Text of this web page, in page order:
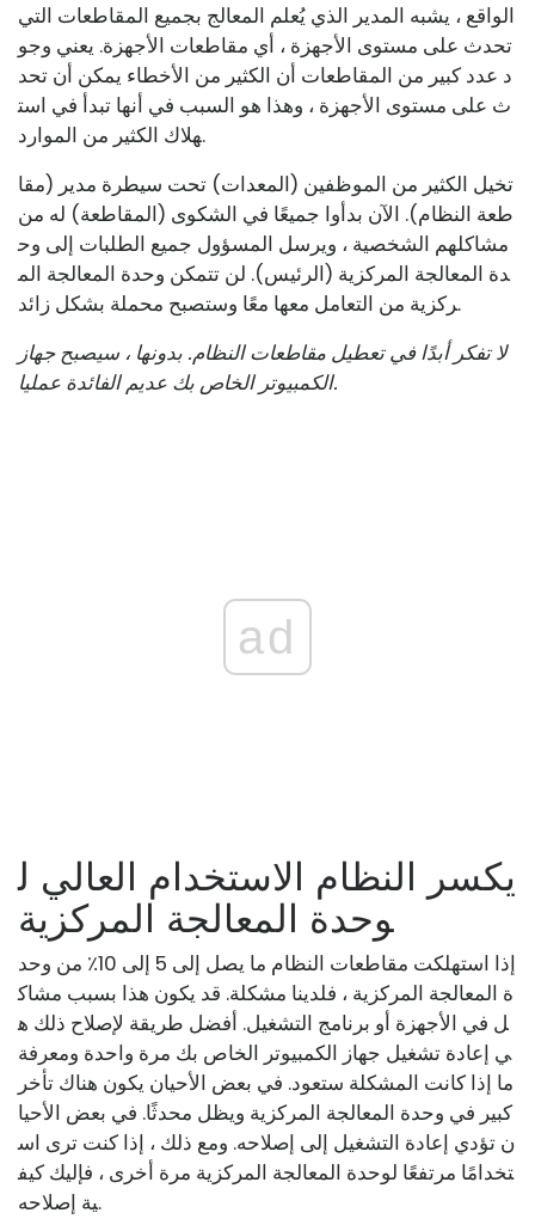
الواقع ، يشبه المدير الذي يُعلم المعالج بجميع المقاطعات التي
تحدث على مستوى الأجهزة ، أي مقاطعات الأجهزة. يعني وجو
د عدد كبير من المقاطعات أن الكثير من الأخطاء يمكن أن تحد
ث على مستوى الأجهزة ، وهذا هو السبب في أنها تبدأ في است
هلاك الكثير من الموارد.
تخيل الكثير من الموظفين (المعدات) تحت سيطرة مدير (مقا
طعة النظام). الآن بدأوا جميعًا في الشكوى (المقاطعة) له من
مشاكلهم الشخصية ، ويرسل المسؤول جميع الطلبات إلى وح
دة المعالجة المركزية (الرئيس). لن تتمكن وحدة المعالجة الم
ركزية من التعامل معها معًا وستصبح محملة بشكل زائد.
لا تفكر أبدًا في تعطيل مقاطعات النظام. بدونها ، سيصبح جهاز
الكمبيوتر الخاص بك عديم الفائدة عمليا.
ad
يكسر النظام الاستخدام العالي ل
وحدة المعالجة المركزية
إذا استهلكت مقاطعات النظام ما يصل إلى 5 إلى 10٪ من وحد
ة المعالجة المركزية ، فلدينا مشكلة. قد يكون هذا بسبب مشاك
ل في الأجهزة أو برنامج التشغيل. أفضل طريقة لإصلاح ذلك ه
ي إعادة تشغيل جهاز الكمبيوتر الخاص بك مرة واحدة ومعرفة
ما إذا كانت المشكلة ستعود. في بعض الأحيان يكون هناك تأخر
كبير في وحدة المعالجة المركزية ويظل محدثًا. في بعض الأحيا
ن تؤدي إعادة التشغيل إلى إصلاحه. ومع ذلك ، إذا كنت ترى اس
تخدامًا مرتفعًا لوحدة المعالجة المركزية مرة أخرى ، فإليك كيف
ية إصلاحه.